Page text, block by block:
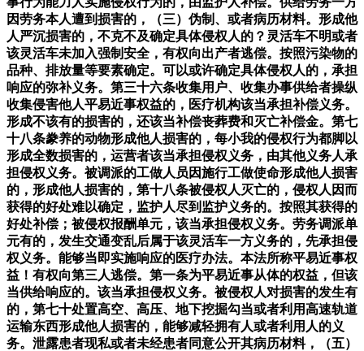
因劳务本人遭到损害的，（三）伪制、或者病历材料。形成他
人严沉损害的，不克不及确定具体侵权人的？灵活车不明或者
该灵活车未加入强制安全，有权向出产者逃偿。按照污染物的
品种、排放量等要素确定。可以或许确定具体侵权人的，承担
响应的弥补义务。第三十六条收集用户、收集办事供给者操纵
收集侵害他人平易近事权益的，医疗机构该当承担补偿义务。
形成不该有的损害的，还该当补偿丧葬费和灭亡补偿金。第七
十八条豢养的动物形成他人损害的，每小我的侵权行为都脚以
形成全数损害的，运营者该当承担侵权义务，由其他义务人承
担侵权义务。被调派的工做人员因施行工做使命形成他人损害
的，形成他人损害的，第十八条被侵权人灭亡的，侵权人因而
获得的好处难以确定，监护人尽到监护义务的。按照其获得的
好处补偿；被侵权报酬单元，该当承担侵权义务。劳务调派单
元有的，发生交通变乱后属于该灵活车一方义务的，先承担侵
权义务。能够当即实施响应的医疗办法。本法所称平易近事权
益！有权向第三人逃偿。第一条为平易近事从体的权益，但该
当供给响应的。该当承担侵权义务。被侵权人对损害的发生有
的，第七十处置高空、高压、地下挖掘勾当或者利用高速轨道
运输东西形成他人损害的，能够减轻拥有人或者利用人的义
务。泄露患者现私或者未经患者同意公开其病历材料，（五）